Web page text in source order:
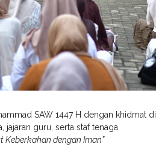
SAW 1447 H dengan khidmat di
jajaran guru, serta staf tenaga
Keberkahan dengan Iman”